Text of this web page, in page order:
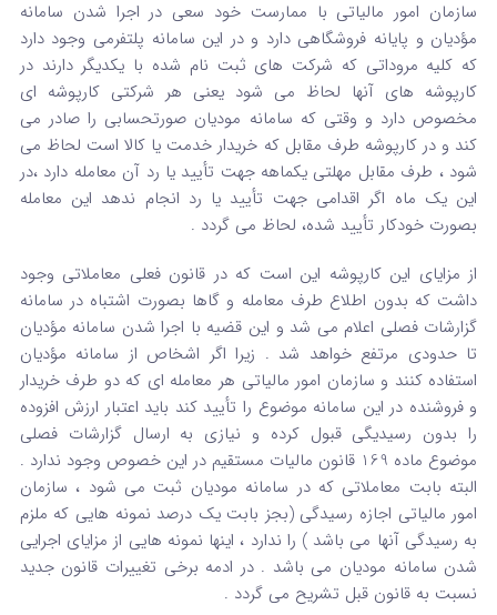
سازمان امور مالیاتی با ممارست خود سعی در اجرا شدن سامانه
مؤدیان و پایانه فروشگاهی دارد و در این سامانه پلتفرمی وجود دارد
که کلیه مروداتی که شرکت های ثبت نام شده با یکدیگر دارند در
کارپوشه های آنها لحاظ می شود یعنی هر شرکتی کارپوشه ای
مخصوص دارد و وقتی که سامانه مودیان صورتحسابی را صادر می
کند و در کارپوشه طرف مقابل که خریدار خدمت یا کالا است لحاظ می
شود ، طرف مقابل مهلتی یکماهه جهت تأیید یا رد آن معامله دارد ،در
این یک ماه اگر اقدامی جهت تأیید یا رد انجام ندهد این معامله
بصورت خودکار تأیید شده، لحاظ می گردد .
از مزایای این کارپوشه این است که در قانون فعلی معاملاتی وجود
داشت که بدون اطلاع طرف معامله و گاها بصورت اشتباه در سامانه
گزارشات فصلی اعلام می شد و این قضیه با اجرا شدن سامانه مؤدیان
تا حدودی مرتفع خواهد شد . زیرا اگر اشخاص از سامانه مؤدیان
استفاده کنند و سازمان امور مالیاتی هر معامله ای که دو طرف خریدار
و فروشنده در این سامانه موضوع را تأیید کند باید اعتبار ارزش افزوده
را بدون رسیدیگی قبول کرده و نیازی به ارسال گزارشات فصلی
موضوع ماده 169 قانون مالیات مستقیم در این خصوص وجود ندارد .
البته بابت معاملاتی که در سامانه مودیان ثبت می شود ، سازمان
امور مالیاتی اجازه رسیدگی (بجز بابت یک درصد نمونه هایی که ملزم
به رسیدگی آنها می باشد ) را ندارد ، اینها نمونه هایی از مزایای اجرایی
شدن سامانه مودیان می باشد . در ادمه برخی تغییرات قانون جدید
نسبت به قانون قبل تشریح می گردد .